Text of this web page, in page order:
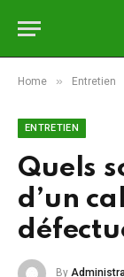
Home » Entretien
ENTRETIEN
Quels
d’un
By